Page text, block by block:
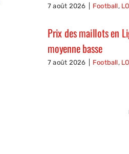
7 août 2026 Football,
Prix des maillots en
moyenne basse
7 août 2026 Football,